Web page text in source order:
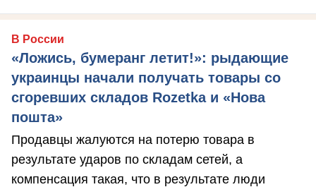
В России
«Ложись, бумеранг летит!»: рыдающие
украинцы начали получать товары со
сгоревших складов Rozetka и «Нова
пошта»
Продавцы жалуются на потерю товара в
результате ударов по складам сетей, а
компенсация такая, что в результате люди